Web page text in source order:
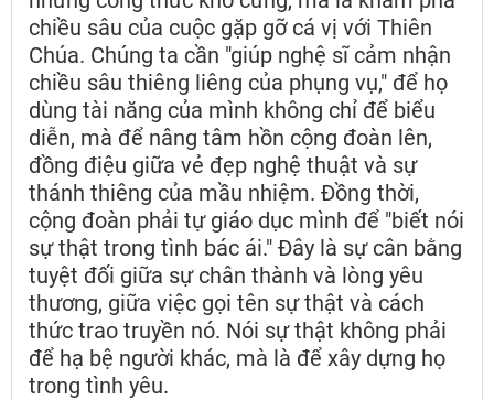
chiều sâu của cuộc gặp gỡ cá vị với Thiên
Chúa. Chúng ta cần "giúp nghệ sĩ cảm nhận
chiều sâu thiêng liêng của phụng vụ," để họ
dùng tài năng của mình không chỉ để biểu
diễn, mà để nâng tâm hồn cộng đoàn lên,
đồng điệu giữa vẻ đẹp nghệ thuật và sự
thánh thiêng của mầu nhiệm. Đồng thời,
cộng đoàn phải tự giáo dục mình để "biết nói
sự thật trong tình bác ái." Đây là sự cân bằng
tuyệt đối giữa sự chân thành và lòng yêu
thương, giữa việc gọi tên sự thật và cách
thức trao truyền nó. Nói sự thật không phải
để hạ bệ người khác, mà là để xây dựng họ
trong tình yêu.